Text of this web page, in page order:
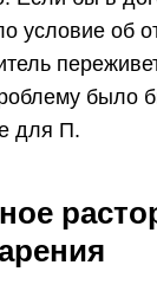
условие об
было
для П.